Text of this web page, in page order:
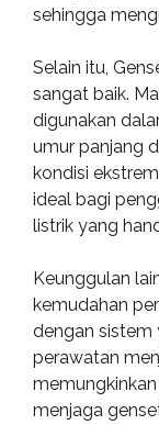
sehingga
Selain itu,
sangat baik.
digunakan
umur panjang
kondisi
ideal bagi
listrik yang
Keunggulan
kemudahan
dengan sistem
perawatan
menjaga